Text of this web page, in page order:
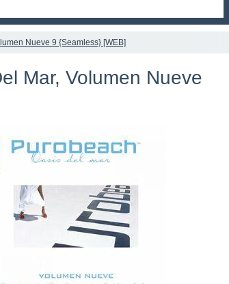
Nueve 9 {Seamless} [WEB]
Mar, Volumen Nueve